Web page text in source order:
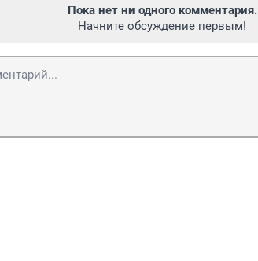
Пока нет ни одного комментария.
Начните обсуждение первым!